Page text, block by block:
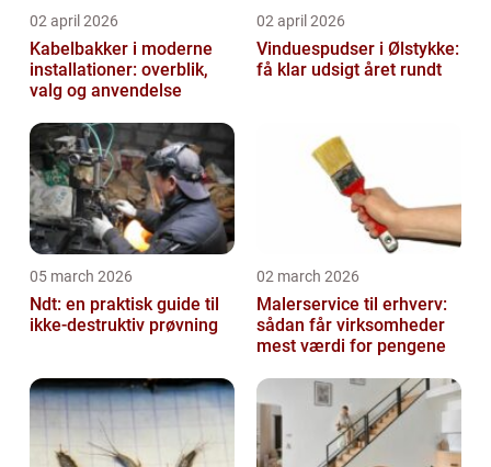
02 april 2026
Kabelbakker i moderne
installationer: overblik,
valg og anvendelse
02 april 2026
Vinduespudser i Ølstykke:
få klar udsigt året rundt
05 march 2026
Ndt: en praktisk guide til
ikke-destruktiv prøvning
02 march 2026
Malerservice til erhverv:
sådan får virksomheder
mest værdi for pengene